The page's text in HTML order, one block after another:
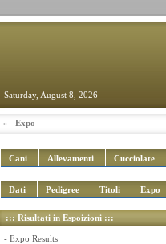
Saturday, August 8, 2026
» Expo
Cani Allevamenti Cucciolate
Dati Pedigree Titoli Expo
::: Risultati in Espoizioni :::
- Expo Results